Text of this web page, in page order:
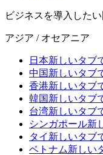
ビジネスを導入した
アジア / オセアニア
日本新しいタブ
中国新しいタブ
香港新しいタブ
韓国新しいタブ
台湾新しいタブ
シンガポール新
タイ 新しいタブ
ベトナム新しい